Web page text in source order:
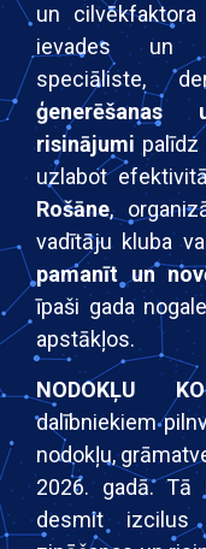
un
ievades un
speciāliste,
risinājumi palīdz
uzlabot
Rošāne,
vadītāju kluba
pamanīt un
īpaši gada
apstākļos.
NODOKĻU
dalībniekiem
nodokļu,
2026. gadā. Tā
desmit izcilus